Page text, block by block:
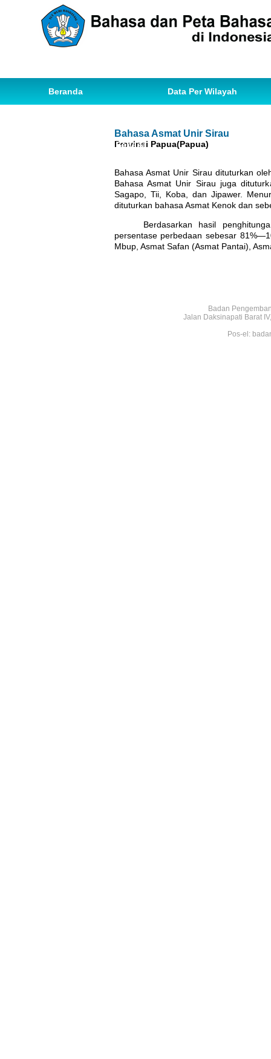
Beranda Data Per Wilayah
Ihwal Pemetaan Bahasa
Bahasa Asmat Unir Sirau
Provinsi Papua(Papua)
Bahasa Asmat Unir Sirau dituturkan
Bahasa Asmat Unir Sirau juga
Sagapo, Tii, Koba, dan Jipawer.
dituturkan bahasa Asmat Kenok dan
Berdasarkan hasil
persentase perbedaan sebesar
Mbup, Asmat Safan (Asmat Pantai),
Badan
Jalan Daksinapati Barat
Pos-el: